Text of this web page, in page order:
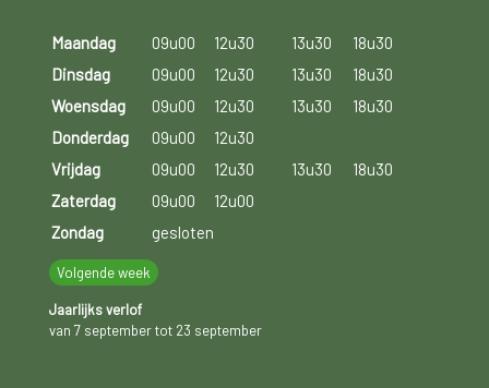
Maandag 09u00 12u30 13u30
18u30
Dinsdag
09u00 12u30 13u30
18u30
Woensdag
09u00 12u30 13u30
18u30
Donderdag
09u00
12u30
Vrijdag
09u00 12u30 13u30
18u30
Zaterdag
09u00
12u00
Zondag
gesloten
Volgende week
Jaarlijks verlof
van 7 september tot 23 september